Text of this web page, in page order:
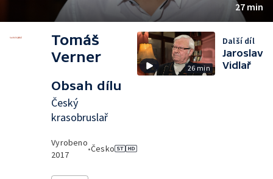
27 min
Tomáš
Verner
Obsah dílu
Český
krasobruslař
Vyrobeno
2017
•Česko
26 min
Další díl
Jaroslav
Vidlař